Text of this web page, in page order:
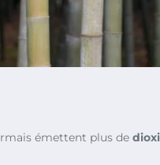
émettent plus de